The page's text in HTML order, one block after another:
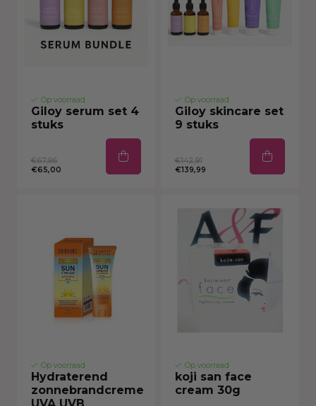
Op voorraad
Giloy serum set 4
stuks
€67,96
€65,00
Op voorraad
Giloy skincare set
9 stuks
€142,91
€139,99
Op voorraad
Hydraterend
zonnebrandcreme
Op voorraad
koji san face
cream 30g